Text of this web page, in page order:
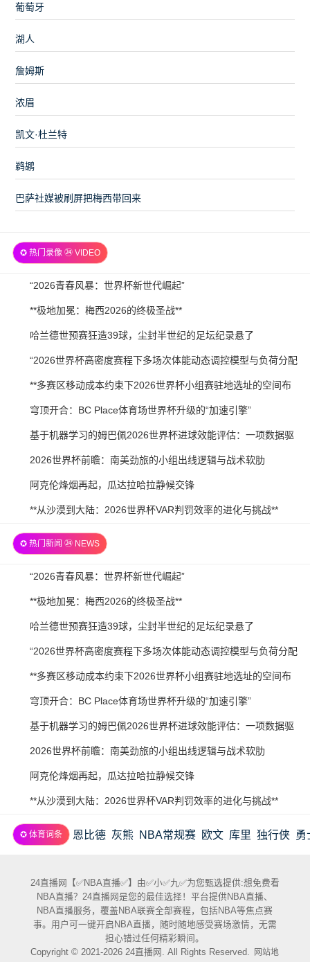
葡萄牙
湖人
詹姆斯
浓眉
凯文·杜兰特
鹈鹕
巴萨社媒被刷屏把梅西带回来
✪ 热门录像 ㉔ VIDEO
2026-
“2026青春风暴：世界杯新世代崛起”
2026-
**极地加冕：梅西2026的终极圣战**
2026-
哈兰德世预赛狂造39球，尘封半世纪的足坛纪录悬了
2026-
“2026世界杯高密度赛程下多场次体能动态调控模型与负荷分配
策略研究”
2026-
**多赛区移动成本约束下2026世界杯小组赛驻地选址的空间布
局优化研究**
2026-
穹顶开合：BC Place体育场世界杯升级的“加速引擎”
2026-
基于机器学习的姆巴佩2026世界杯进球效能评估：一项数据驱
动预测
2026-
2026世界杯前瞻：南美劲旅的小组出线逻辑与战术软肋
2026-
阿克伦烽烟再起，瓜达拉哈拉静候交锋
2026-
18
**从沙漠到大陆：2026世界杯VAR判罚效率的进化与挑战**
✪ 热门新闻 ㉔ NEWS
2026-
“2026青春风暴：世界杯新世代崛起”
2026-
**极地加冕：梅西2026的终极圣战**
2026-
哈兰德世预赛狂造39球，尘封半世纪的足坛纪录悬了
2026-
“2026世界杯高密度赛程下多场次体能动态调控模型与负荷分配
策略研究”
2026-
**多赛区移动成本约束下2026世界杯小组赛驻地选址的空间布
局优化研究**
2026-
穹顶开合：BC Place体育场世界杯升级的“加速引擎”
2026-
基于机器学习的姆巴佩2026世界杯进球效能评估：一项数据驱
动预测
2026-
2026世界杯前瞻：南美劲旅的小组出线逻辑与战术软肋
2026-
阿克伦烽烟再起，瓜达拉哈拉静候交锋
2026-
18
**从沙漠到大陆：2026世界杯VAR判罚效率的进化与挑战**
✪ 体育词条 恩比德 灰熊 NBA常规赛 欧文 库里 独行侠 勇
24直播网【✅NBA直播✅】由✅小✅九✅为您甄选提供:想免费看
NBA直播？24直播网是您的最佳选择！平台提供NBA直播、
NBA直播服务，覆盖NBA联赛全部赛程，包括NBA等焦点赛
事。用户可一键开启NBA直播，随时随地感受赛场激情，无需
担心错过任何精彩瞬间。
Copyright © 2021-2026 24直播网. All Rights Reserved.
网站地